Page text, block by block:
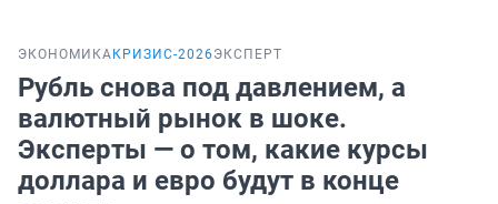
ЭКОНОМИКА КРИЗИС-2026ЭКСПЕРТ
Рубль снова под давлением, а
валютный рынок в шоке.
Эксперты — о том, какие курсы
доллара и евро будут в конце